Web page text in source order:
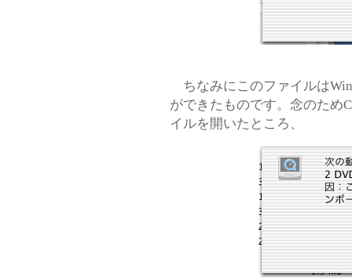
ちなみにこのファイルは
ができたものです。念のため
イルを開いたところ、